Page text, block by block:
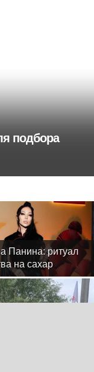
подбора
Панина: ритуал
на сахар